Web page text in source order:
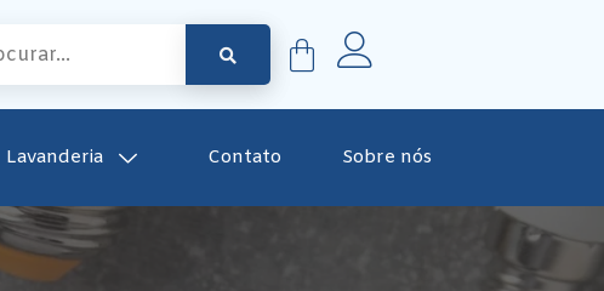
Lavanderia Contato Sobre nós